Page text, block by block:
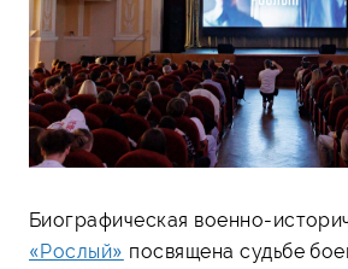
Биографическая военно-
«Рослый» посвящена судьбе